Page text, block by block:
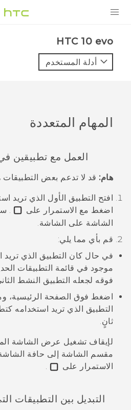
VIVE
VIVERSE
أجهزة HTC والملحقات
HTC 10 evo‎
أدلة المستخدم
المهام المتعددة
العمل مع تطبيقين
هام: قد لا تدعم بعض التطبيقات
افتح التطبيق الأول الذي تريد
اضغط مع الاستمرار على
.
الشاشة على الشاشة.
قم بأي مما يلي:
في حال كان التطبيق الذي تريد
موجود في قائمة التطبيقات
فوقه لجعله التطبيق النشط
اضغط فوق الصفحة الرئيسية،
التطبيق الذي تريد استخدامه
ثانٍ.
لإيقاف تشغيل عرض الشاشة
مقسم الشاشة إلى حافة
الاستمرار على
.
التبديل بين التطبيقات